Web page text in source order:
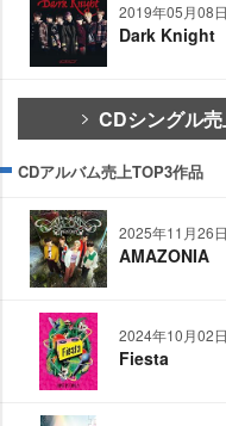
2019年05月08
Dark Knight
CDシングル
CDアルバム売上TOP3作品
2025年11月26
AMAZONIA
2024年10月02
Fiesta